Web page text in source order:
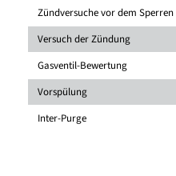
Zündversuche vor dem Sperren
Versuch der Zündung
Gasventil-Bewertung
Vorspülung
Inter-Purge